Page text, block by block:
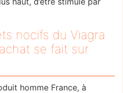
nocifs du Viagra
se fait sur
homme France, à